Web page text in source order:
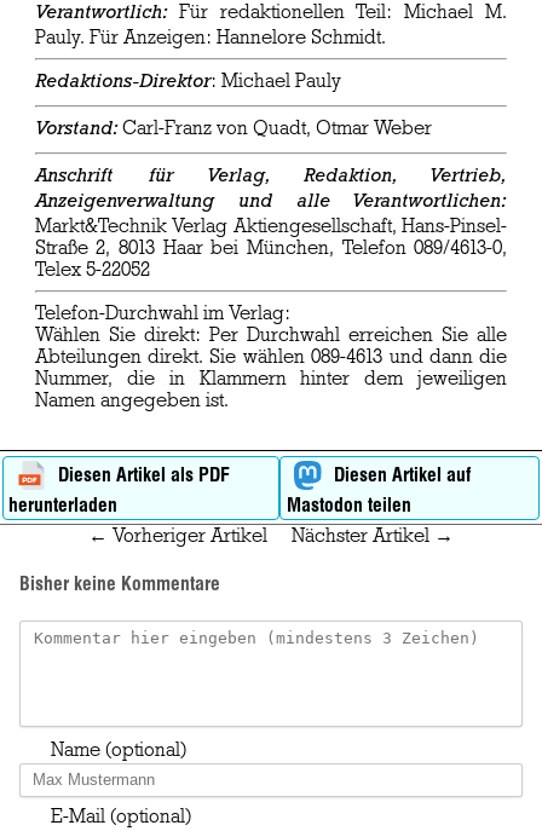
Verantwortlich: Für redaktionellen Teil: Michael M.
Pauly. Für Anzeigen: Hannelore Schmidt.
Redaktions-Direktor: Michael Pauly
Vorstand:Carl-Franz von Quadt, Otmar Weber
Anschrift für Verlag, Redaktion, Vertrieb,
Anzeigenverwaltung und alle Verantwortlichen:
Markt&Technik Verlag Aktiengesellschaft, Hans-Pinsel-
Straße 2, 8013 Haar bei München, Telefon 089/4613-0,
Telex 5-22052
Telefon-Durchwahl im Verlag:
Wählen Sie direkt: Per Durchwahl erreichen Sie alle
Abteilungen direkt. Sie wählen 089-4613 und dann die
Nummer, die in Klammern hinter dem jeweiligen
Namen angegeben ist.
Diesen Artikel als PDF
herunterladen
Diesen Artikel auf
Mastodon teilen
← Vorheriger Artikel Nächster Artikel →
Bisher keine Kommentare
Name (optional)
E-Mail (optional)